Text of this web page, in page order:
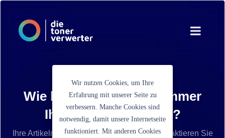
Wie lautet die Artikelnummer
Ihrer Tonerkartusche?
Ihre Artikelnummer ist nicht aufgelistet? Kontaktieren Sie
Wir nutzen Cookies, um Ihre
Erfahrung mit unserer Seite zu
verbessern. Manche Cookies sind
notwendig, damit unsere Internetseite
funktioniert. Mit anderen Cookies